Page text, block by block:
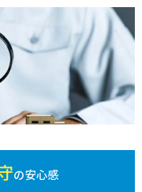
の安心感